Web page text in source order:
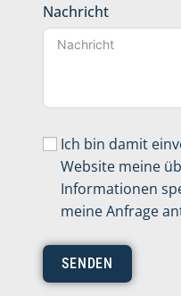
Nachricht
Ich bin damit
Website meine
Informationen
meine Anfrage
SENDEN